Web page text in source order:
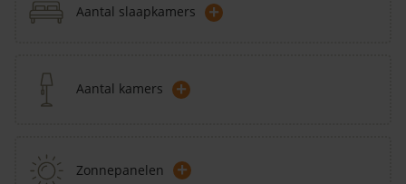
Aantal slaapkamers +
Aantal kamers +
Zonnepanelen +